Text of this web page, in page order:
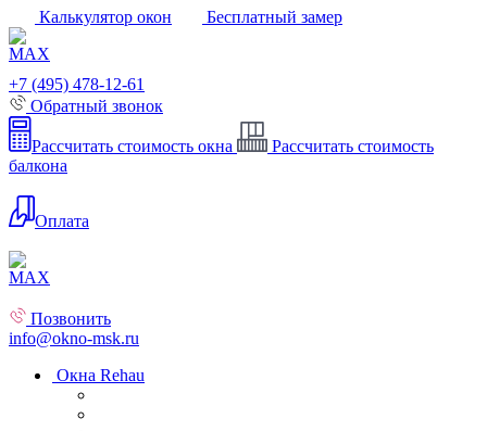
Калькулятор окон Бесплатный замер
+7 (495) 478-12-61
Обратный звонок
Рассчитать стоимость окна
Рассчитать стоимость
балкона
Оплата
Позвонить
info@okno-msk.ru
Окна Rehau